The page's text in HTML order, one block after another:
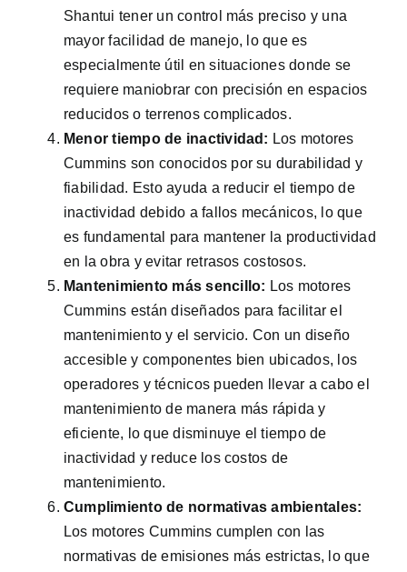
Shantui tener un control más preciso y una
mayor facilidad de manejo, lo que es
especialmente útil en situaciones donde se
requiere maniobrar con precisión en espacios
reducidos o terrenos complicados.
Menor tiempo de inactividad: Los motores
Cummins son conocidos por su durabilidad y
fiabilidad. Esto ayuda a reducir el tiempo de
inactividad debido a fallos mecánicos, lo que
es fundamental para mantener la productividad
en la obra y evitar retrasos costosos.
Mantenimiento más sencillo: Los motores
Cummins están diseñados para facilitar el
mantenimiento y el servicio. Con un diseño
accesible y componentes bien ubicados, los
operadores y técnicos pueden llevar a cabo el
mantenimiento de manera más rápida y
eficiente, lo que disminuye el tiempo de
inactividad y reduce los costos de
mantenimiento.
Cumplimiento de normativas ambientales:
Los motores Cummins cumplen con las
normativas de emisiones más estrictas, lo que